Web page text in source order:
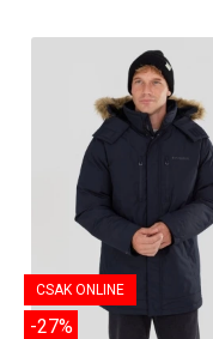
CSAK ONLINE
-27%